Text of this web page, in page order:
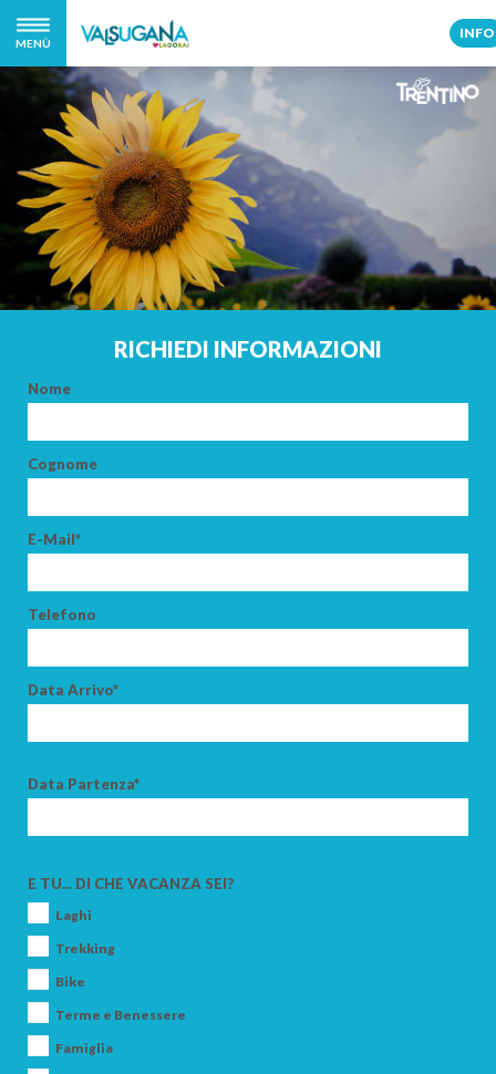
MENÙ
INFO
RICHIEDI INFORMAZIONI
Nome
Cognome
E-Mail*
Telefono
Data Arrivo*
Data Partenza*
E TU... DI CHE VACANZA SEI?
Laghi
Trekking
Bike
Terme e Benessere
Famiglia